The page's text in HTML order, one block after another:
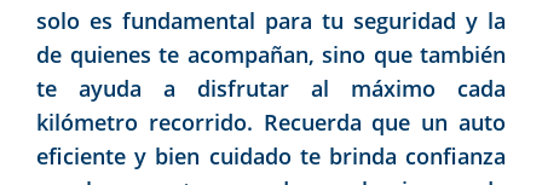
solo es fundamental para tu seguridad y la
de quienes te acompañan, sino que también
te ayuda a disfrutar al máximo cada
kilómetro recorrido. Recuerda que un auto
eficiente y bien cuidado te brinda confianza